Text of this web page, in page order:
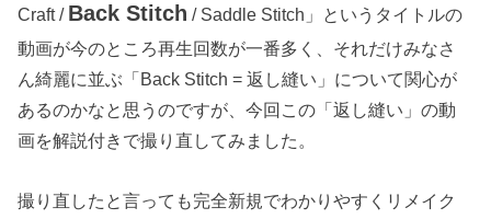
Craft / Back Stitch / Saddle Stitch」というタイトルの
動画が今のところ再生回数が一番多く、それだけみなさ
ん綺麗に並ぶ「Back Stitch = 返し縫い」について関心が
あるのかなと思うのですが、今回この「返し縫い」の動
画を解説付きで撮り直してみました。
撮り直したと言っても完全新規でわかりやすくリメイク